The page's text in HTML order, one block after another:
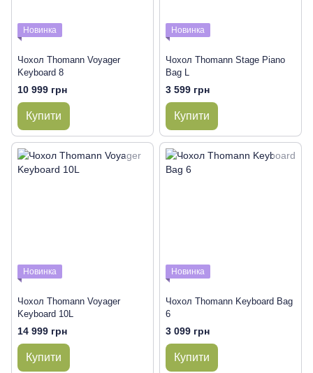
Новинка
Чохол Thomann Voyager
Keyboard 8
10 999 грн
Купити
Новинка
Чохол Thomann Stage Piano
Bag L
3 599 грн
Купити
Новинка
Чохол Thomann Voyager
Keyboard 10L
14 999 грн
Купити
Новинка
Чохол Thomann Keyboard Bag
6
3 099 грн
Купити